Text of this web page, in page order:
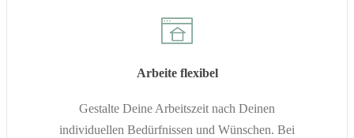
Arbeite flexibel
Gestalte Deine Arbeitszeit nach Deinen
individuellen Bedürfnissen und Wünschen. Bei